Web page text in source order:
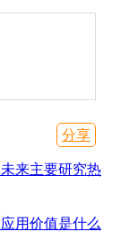
分享
来主要研究热
用价值是什么